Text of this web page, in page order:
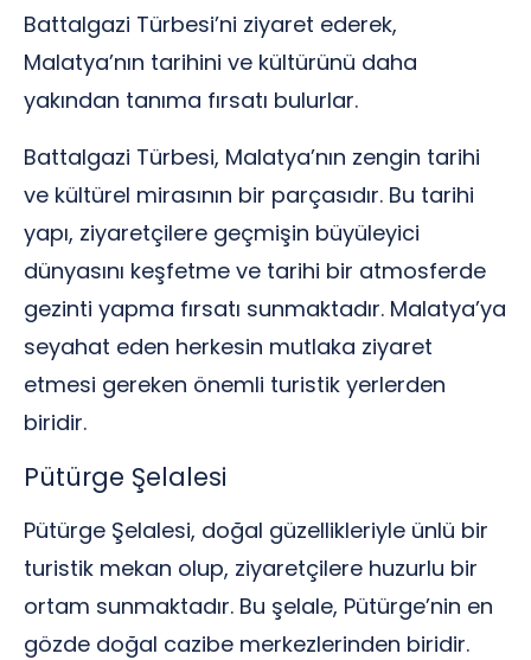
Battalgazi Türbesi’ni ziyaret ederek,
Malatya’nın tarihini ve kültürünü daha
yakından tanıma fırsatı bulurlar.
Battalgazi Türbesi, Malatya’nın zengin tarihi
ve kültürel mirasının bir parçasıdır. Bu tarihi
yapı, ziyaretçilere geçmişin büyüleyici
dünyasını keşfetme ve tarihi bir atmosferde
gezinti yapma fırsatı sunmaktadır. Malatya’ya
seyahat eden herkesin mutlaka ziyaret
etmesi gereken önemli turistik yerlerden
biridir.
Pütürge Şelalesi
Pütürge Şelalesi, doğal güzellikleriyle ünlü bir
turistik mekan olup, ziyaretçilere huzurlu bir
ortam sunmaktadır. Bu şelale, Pütürge’nin en
gözde doğal cazibe merkezlerinden biridir.